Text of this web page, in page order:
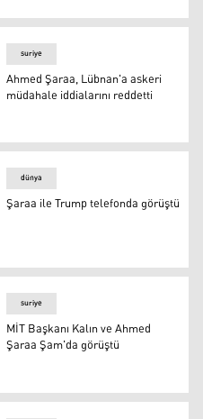
Ankara temaslarına ilişkin
Şaraa
suriye
Ahmed Şaraa, Lübnan'a askeri
müdahale iddialarını reddetti
dünya
Şaraa ile Trump telefonda görüştü
Şaraa Şam'da görüştü
suriye
MİT Başkanı Kalın ve Ahmed
Şaraa Şam'da görüştü